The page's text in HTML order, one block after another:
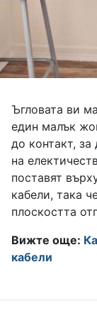
Ъгловата ви
един малък
до контакт, за
на
поставят
кабели, така
плоскостта
Вижте още:
кабели